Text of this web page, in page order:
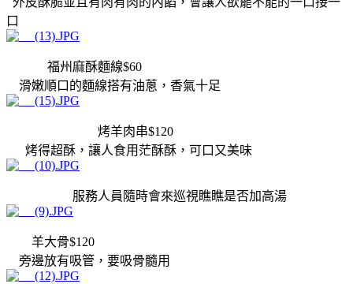
口
福州麻酥麵線$60
滑嫩順口的麵線搭有油蔥，香氣十足
烤羊肉串$120
烤得超酥，讓人食用茫酥酥，可口又美味
服務人員隨時會來巡視瞧瞧是否加高湯
羊大骨$120
旁邊放有吸管，要吸骨髓用